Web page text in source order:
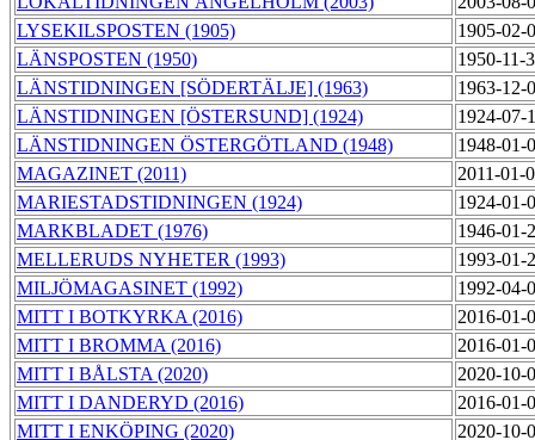
LYSEKILSPOSTEN (1905)
1905-02-
LÄNSPOSTEN (1950)
1950-11-
LÄNSTIDNINGEN [SÖDERTÄLJE] (1963)
1963-12-
LÄNSTIDNINGEN [ÖSTERSUND] (1924)
1924-07-
LÄNSTIDNINGEN ÖSTERGÖTLAND (1948)
1948-01-
MAGAZINET (2011)
2011-01-
MARIESTADSTIDNINGEN (1924)
1924-01-
MARKBLADET (1976)
1946-01-
MELLERUDS NYHETER (1993)
1993-01-
MILJÖMAGASINET (1992)
1992-04-
MITT I BOTKYRKA (2016)
2016-01-
MITT I BROMMA (2016)
2016-01-
MITT I BÅLSTA (2020)
2020-10-
MITT I DANDERYD (2016)
2016-01-
MITT I ENKÖPING (2020)
2020-10-